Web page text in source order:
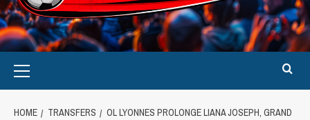
HOME TRANSFERS
OL LYONNES PROLONGE LIANA JOSEPH, GRAND